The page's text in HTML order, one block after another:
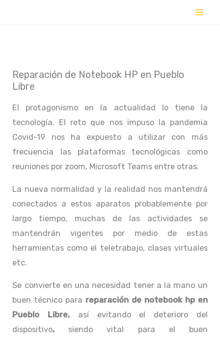
Reparación de Notebook HP en Pueblo
Libre
El protagonismo en la actualidad lo tiene la
tecnología. El reto que nos impuso la pandemia
Covid-19 nos ha expuesto a utilizar con más
frecuencia las plataformas tecnológicas como
reuniones por zoom, Microsoft Teams entre otras.
La nueva normalidad y la realidad nos mantendrá
conectados a estos aparatos probablemente por
largo tiempo, muchas de las actividades se
mantendrán vigentes por medio de estas
herramientas como el teletrabajo, clases virtuales
etc.
Se convierte en una necesidad tener a la mano un
buen técnico para reparación de notebook hp en
Pueblo Libre, así evitando el deterioro del
dispositivo, siendo vital para el buen